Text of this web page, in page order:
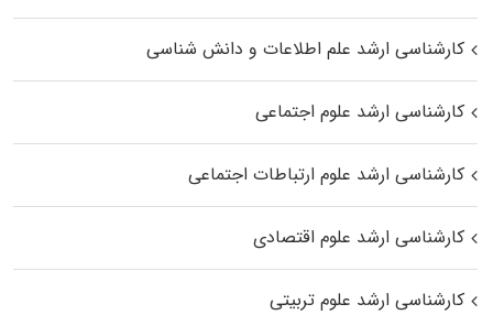
کارشناسی ارشد علم اطلاعات و دانش شناسی
کارشناسی ارشد علوم اجتماعی
کارشناسی ارشد علوم ارتباطات اجتماعی
کارشناسی ارشد علوم اقتصادی
کارشناسی ارشد علوم تربیتی